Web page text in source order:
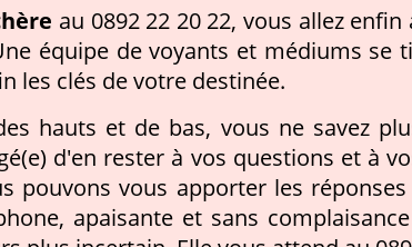
au 0892 22 20 22, vous allez
équipe de voyants et médiums se
les clés de votre destinée.
hauts et de bas, vous ne savez
d'en rester à vos questions et à
pouvons vous apporter les
apaisante et sans